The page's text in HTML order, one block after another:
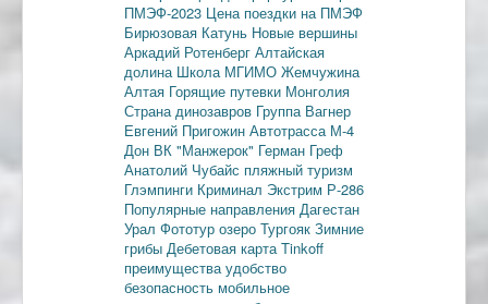
ПМЭФ-2023 Цена поездки на ПМЭФ
Бирюзовая Катунь Новые вершины
Аркадий Ротенберг Алтайская
долина Школа МГИМО Жемчужина
Алтая Горящие путевки Монголия
Страна динозавров Группа Вагнер
Евгений Пригожин Автотрасса М-4
Дон ВК "Манжерок" Герман Греф
Анатолий Чубайс пляжный туризм
Глэмпинги Криминал Экстрим Р-286
Популярные направления Дагестан
Урал Фототур озеро Тургояк Зимние
грибы Дебетовая карта Tinkoff
преимущества удобство
безопасность мобильное